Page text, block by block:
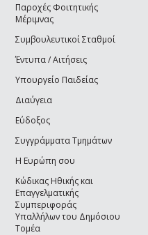
e-mail)
Παροχές Φοιτητικής
Μέριμνας
Συμβουλευτικοί Σταθμοί
Έντυπα / Αιτήσεις
Υπουργείο Παιδείας
Διαύγεια
Εύδοξος
Συγγράμματα Τμημάτων
Η Ευρώπη σου
Κώδικας Ηθικής και
Επαγγελματικής
Συμπεριφοράς
Υπαλλήλων του Δημόσιου
Τομέα